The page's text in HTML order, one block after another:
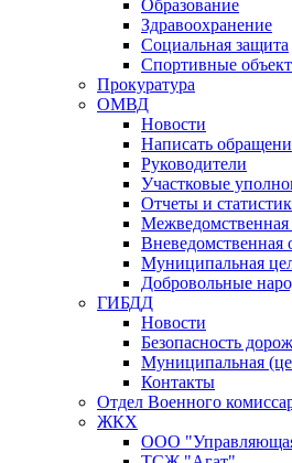
Образование
Здравоохранение
Социальная защита
Спортивные
Прокуратура
ОМВД
Новости
Написать
Руководители
Участковые
Отчеты и
Вневедомственная
Муниципальная
Добровольные
ГИБДД
Новости
Безопасность
Муниципальная
Контакты
Отдел Военного
ЖКХ
ООО